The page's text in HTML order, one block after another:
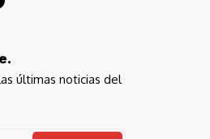
últimas noticias del